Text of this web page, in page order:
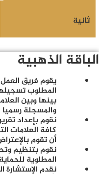
ثانية
الباقة الذهبية
يقوم فريق العمل
المطلوب
بينها وبين
والمسجلة رسميا
نقوم بإعداد
كافة العلامات
أن تقوم
نقوم بتنظيم
المطلوية
نقدم الإستشارة